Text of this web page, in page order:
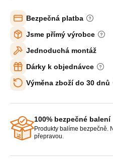
Bezpečná platba
Jsme přímý výrobce
Jednoduchá montáž
Dárky k objednávce
Výměna zboží do 30 dnů
100% bezpečné balení
Produkty balíme bezpečně.
přepravou.